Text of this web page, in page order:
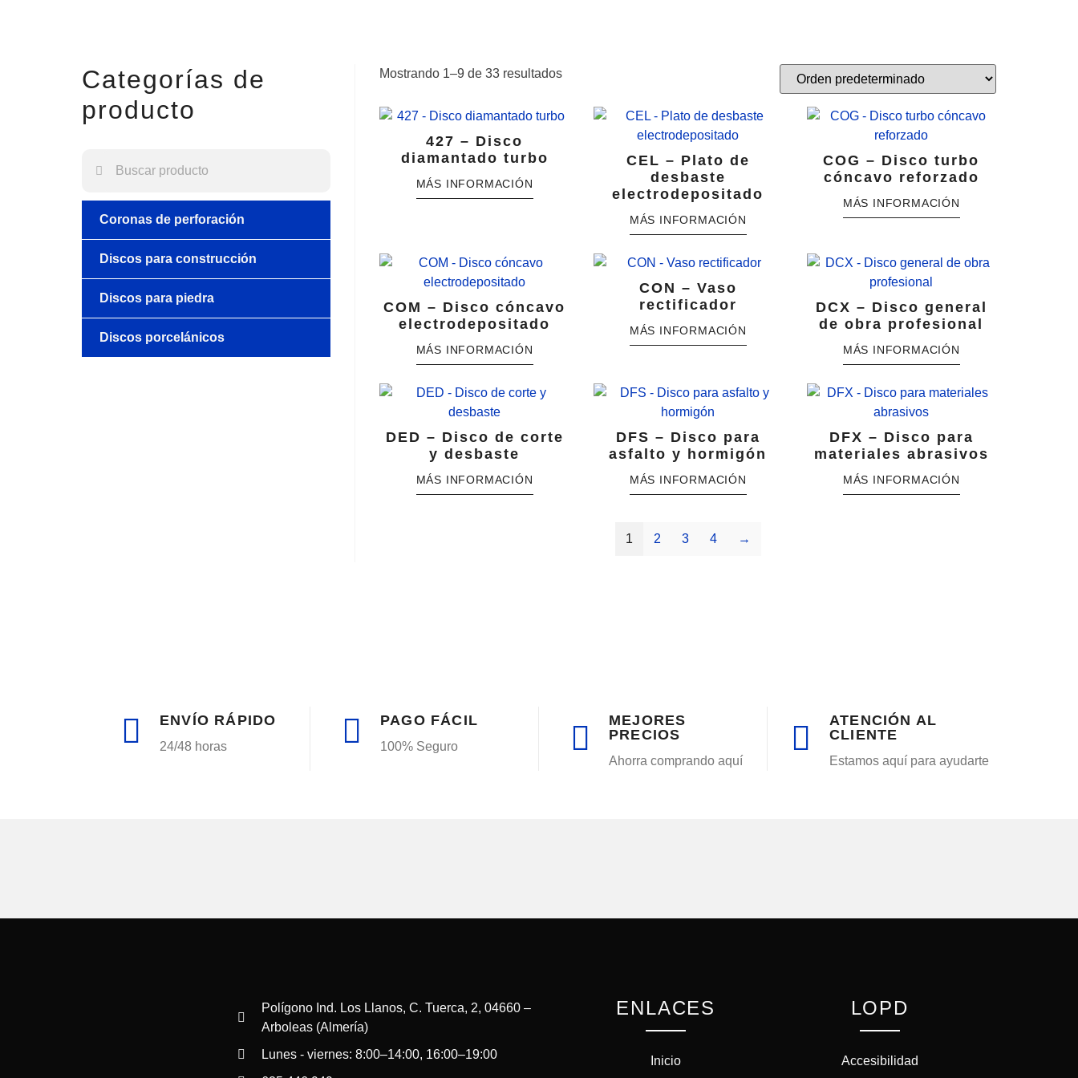
Categorías de
producto
Coronas de perforación
Discos para construcción
Discos para piedra
Discos porcelánicos
Mostrando 1–9 de 33 resultados
427 – Disco
diamantado turbo
CEL – Plato de
desbaste
electrodepositado
COG – Disco turbo
cóncavo reforzado
COM – Disco cóncavo
electrodepositado
CON – Vaso
rectificador
DCX – Disco general
de obra profesional
DED – Disco de corte
y desbaste
DFS – Disco para
asfalto y hormigón
DFX – Disco para
materiales abrasivos
1 2 3 4 →
ENVÍO RÁPIDO
24/48 horas
PAGO FÁCIL
100% Seguro
MEJORES
PRECIOS
Ahorra comprando aquí
ATENCIÓN AL
CLIENTE
Estamos aquí para ayudarte
Polígono Ind. Los Llanos, C. Tuerca, 2, 04660 –
Arboleas (Almería)
Lunes - viernes: 8:00–14:00, 16:00–19:00
ENLACES
Inicio
LOPD
Accesibilidad